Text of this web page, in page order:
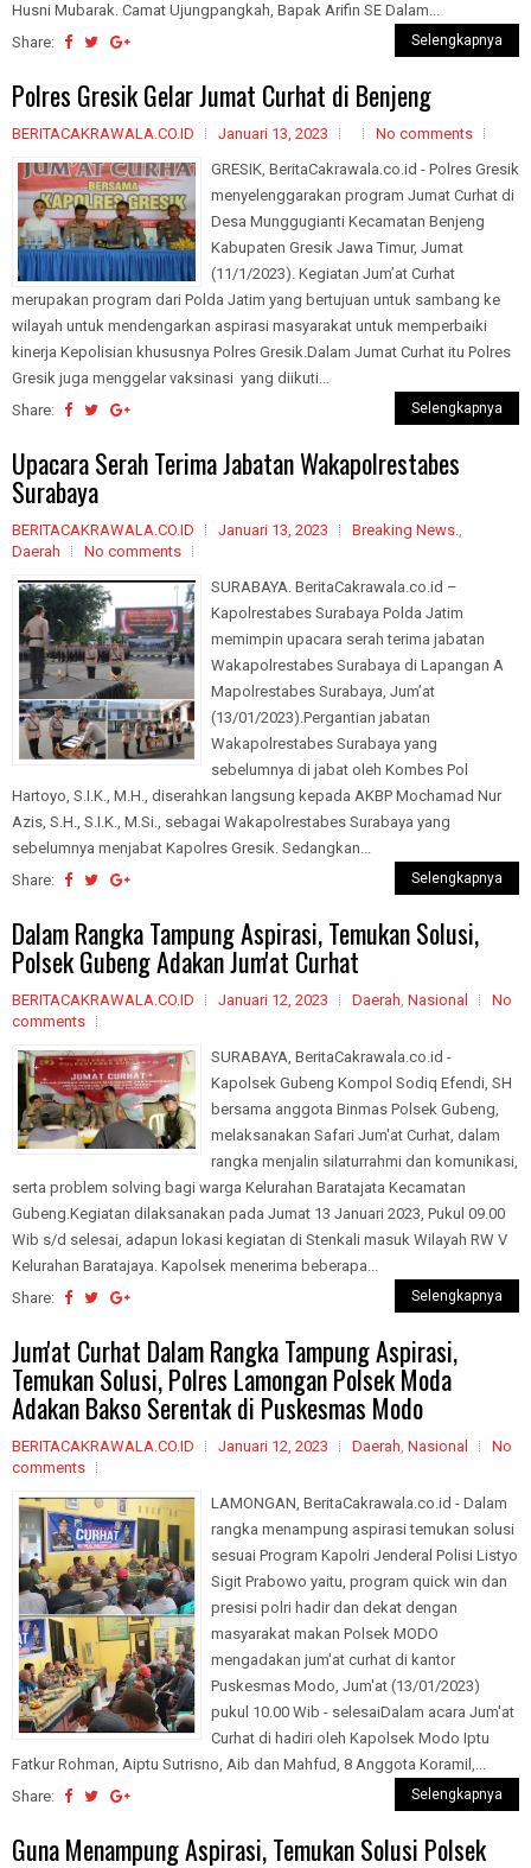
Husni Mubarak. Camat Ujungpangkah, Bapak Arifin SE Dalam...
Share:
Selengkapnya
Polres Gresik Gelar Jumat Curhat di Benjeng
BERITACAKRAWALA.CO.ID Januari 13, 2023
No comments
GRESIK, BeritaCakrawala.co.id - Polres Gresik
menyelenggarakan program Jumat Curhat di
Desa Munggugianti Kecamatan Benjeng
Kabupaten Gresik Jawa Timur, Jumat
(11/1/2023). Kegiatan Jum’at Curhat
merupakan program dari Polda Jatim yang bertujuan untuk sambang ke
wilayah untuk mendengarkan aspirasi masyarakat untuk memperbaiki
kinerja Kepolisian khususnya Polres Gresik.Dalam Jumat Curhat itu Polres
Gresik juga menggelar vaksinasi yang diikuti...
Share:
Selengkapnya
Upacara Serah Terima Jabatan Wakapolrestabes
Surabaya
BERITACAKRAWALA.CO.ID Januari 13, 2023 Breaking News.,
Daerah
No comments
SURABAYA. BeritaCakrawala.co.id –
Kapolrestabes Surabaya Polda Jatim
memimpin upacara serah terima jabatan
Wakapolrestabes Surabaya di Lapangan A
Mapolrestabes Surabaya, Jum’at
(13/01/2023).Pergantian jabatan
Wakapolrestabes Surabaya yang
sebelumnya di jabat oleh Kombes Pol
Hartoyo, S.I.K., M.H., diserahkan langsung kepada AKBP Mochamad Nur
Azis, S.H., S.I.K., M.Si., sebagai Wakapolrestabes Surabaya yang
sebelumnya menjabat Kapolres Gresik. Sedangkan...
Share:
Selengkapnya
Dalam Rangka Tampung Aspirasi, Temukan Solusi,
Polsek Gubeng Adakan Jum'at Curhat
BERITACAKRAWALA.CO.ID Januari 12, 2023 Daerah, Nasional
No
comments
SURABAYA, BeritaCakrawala.co.id -
Kapolsek Gubeng Kompol Sodiq Efendi, SH
bersama anggota Binmas Polsek Gubeng,
melaksanakan Safari Jum'at Curhat, dalam
rangka menjalin silaturrahmi dan komunikasi,
serta problem solving bagi warga Kelurahan Baratajata Kecamatan
Gubeng.Kegiatan dilaksanakan pada Jumat 13 Januari 2023, Pukul 09.00
Wib s/d selesai, adapun lokasi kegiatan di Stenkali masuk Wilayah RW V
Kelurahan Baratajaya. Kapolsek menerima beberapa...
Share:
Selengkapnya
Jum'at Curhat Dalam Rangka Tampung Aspirasi,
Temukan Solusi, Polres Lamongan Polsek Moda
Adakan Bakso Serentak di Puskesmas Modo
BERITACAKRAWALA.CO.ID Januari 12, 2023 Daerah, Nasional
No
comments
LAMONGAN, BeritaCakrawala.co.id - Dalam
rangka menampung aspirasi temukan solusi
sesuai Program Kapolri Jenderal Polisi Listyo
Sigit Prabowo yaitu, program quick win dan
presisi polri hadir dan dekat dengan
masyarakat makan Polsek MODO
mengadakan jum'at curhat di kantor
Puskesmas Modo, Jum'at (13/01/2023)
pukul 10.00 Wib - selesaiDalam acara Jum'at
Curhat di hadiri oleh Kapolsek Modo Iptu
Fatkur Rohman, Aiptu Sutrisno, Aib dan Mahfud, 8 Anggota Koramil,...
Share:
Selengkapnya
Guna Menampung Aspirasi, Temukan Solusi Polsek